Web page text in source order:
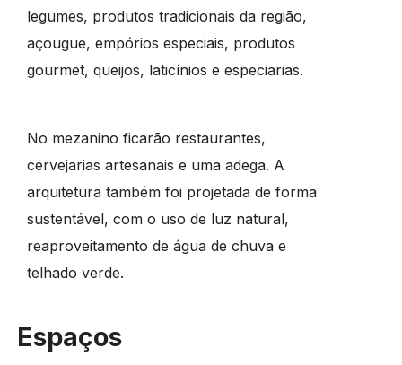
legumes, produtos tradicionais da região,
açougue, empórios especiais, produtos
gourmet, queijos, laticínios e especiarias.
No mezanino ficarão restaurantes,
cervejarias artesanais e uma adega. A
arquitetura também foi projetada de forma
sustentável, com o uso de luz natural,
reaproveitamento de água de chuva e
telhado verde.
Espaços